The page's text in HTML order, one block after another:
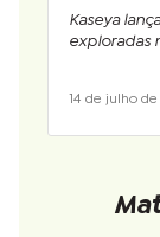
Kaseya
exploradas
14 de julho de